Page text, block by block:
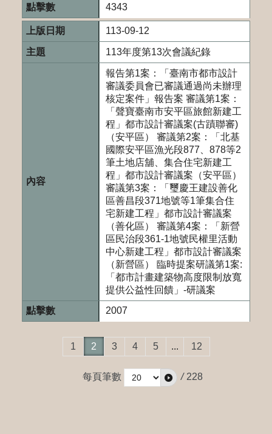
4343
113-09-12
113年度第13次會議紀錄
報告第1案：「臺南市都市設計
審議委員會已審議通過尚未辦理
核定案件」報告案 審議第1案：
「聲寶臺南市安平區旅館新建工
程」都市設計審議案(古蹟聯審)
（安平區） 審議第2案：「北基
國際安平區漁光段877、878等2
筆土地店舖、集合住宅新建工
程」都市設計審議案（安平區）
審議第3案：「璽慶王建設善化
區善昌段371地號等1筆集合住
宅新建工程」都市設計審議案
（善化區） 審議第4案：「新營
區民治段361-1地號民權里活動
中心新建工程」都市設計審議案
（新營區） 臨時提案研議第1案:
「都市計畫建築物高度限制放寬
提供公益性回饋」-研議案
2007
1 2 3 4 5 ... 12
每頁筆數 / 228